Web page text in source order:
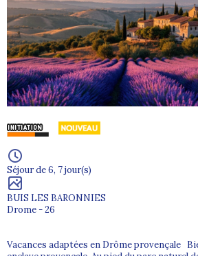
Séjour de 6, 7 jour(s)
BUIS LES BARONNIES
Drome - 26
Vacances adaptées en Drôme provençale